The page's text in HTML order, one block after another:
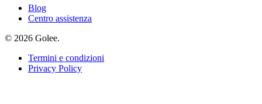
Blog
Centro assistenza
© 2026 Golee.
Termini e condizioni
Privacy Policy